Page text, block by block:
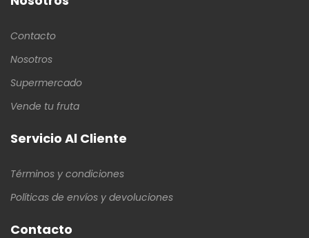
Contacto
Nosotros
Supermercado
Vende tu fruta
Servicio Al Cliente
Términos y condiciones
Políticas de envíos y devoluciones
Contacto